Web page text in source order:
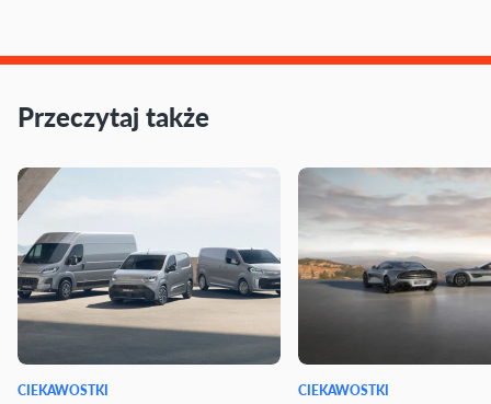
Przeczytaj także
CIEKAWOSTKI CIEKAWOSTKI